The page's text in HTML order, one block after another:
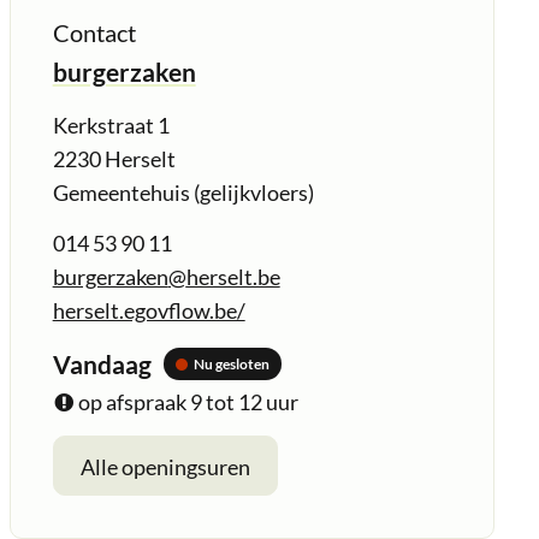
Contact
burgerzaken
Adres
Kerkstraat 1
,2230Herselt
Gemeentehuis (gelijkvloers)
Tel.
014 53 90 11
E-
mail
burgerzaken@herselt.be
Website
herselt.egovflow.be/
Openingsuren
Vandaag Nu gesloten
op afspraak9tot 12uur
Alle openingsurenburgerzaken